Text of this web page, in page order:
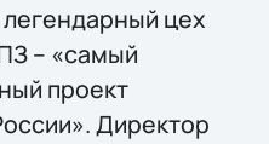
цех
– «самый
проект
Директор